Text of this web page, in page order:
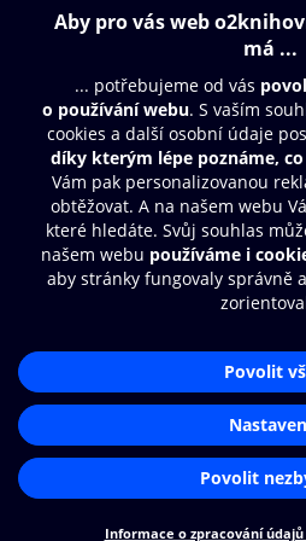
Obsah ke stažení
Moje O2 Knihovna
Další zábava
© O2 Czech Republic a.s.
Zásady zpracování osobních údajů
Nastavení cookies
Čti a